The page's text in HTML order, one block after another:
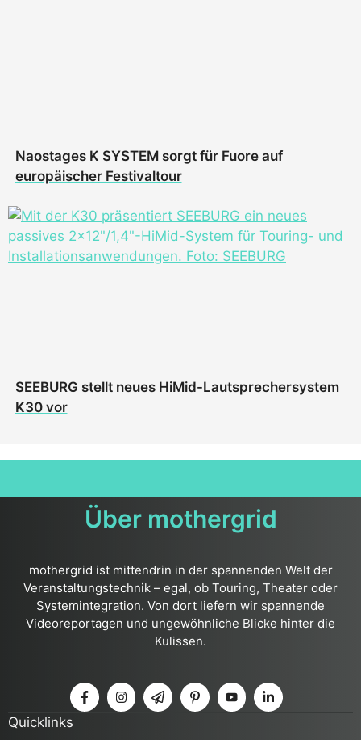
Naostages K SYSTEM sorgt für Fuore auf
europäischer Festivaltour
SEEBURG stellt neues HiMid-Lautsprechersystem
K30 vor
Über mothergrid
mothergrid ist mittendrin in der spannenden Welt der
Veranstaltungstechnik – egal, ob Touring, Theater oder
Systemintegration. Von dort liefern wir spannende
Videoreportagen und ungewöhnliche Blicke hinter die
Kulissen.
Quicklinks